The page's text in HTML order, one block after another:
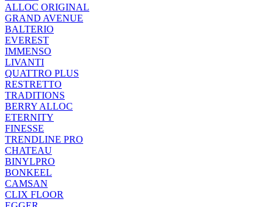
ALLOC ORIGINAL
GRAND AVENUE
BALTERIO
EVEREST
IMMENSO
LIVANTI
QUATTRO PLUS
RESTRETTO
TRADITIONS
BERRY ALLOC
ETERNITY
FINESSE
TRENDLINE PRO
CHATEAU
BINYLPRO
BONKEEL
CAMSAN
CLIX FLOOR